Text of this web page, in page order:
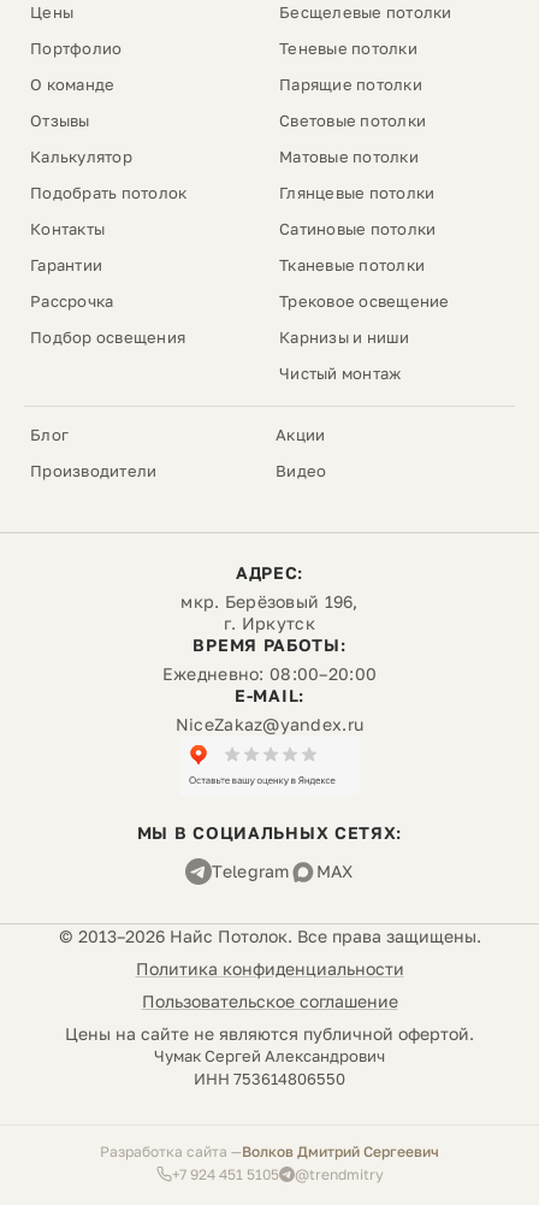
Цены
Портфолио
О команде
Отзывы
Калькулятор
Подобрать потолок
Контакты
Гарантии
Рассрочка
Подбор освещения
Бесщелевые потолки
Теневые потолки
Парящие потолки
Световые потолки
Матовые потолки
Глянцевые потолки
Сатиновые потолки
Тканевые потолки
Трековое освещение
Карнизы и ниши
Чистый монтаж
Блог
Акции
Производители
Видео
АДРЕС:
мкр. Берёзовый 196,
г. Иркутск
ВРЕМЯ РАБОТЫ:
Ежедневно: 08:00–20:00
E-MAIL:
NiceZakaz@yandex.ru
МЫ В СОЦИАЛЬНЫХ СЕТЯХ:
Telegram
MAX
© 2013–2026 Найс Потолок. Все права защищены.
Политика конфиденциальности
Пользовательское соглашение
Цены на сайте не являются публичной офертой.
Чумак Сергей Александрович
ИНН 753614806550
Разработка сайта
Волков Дмитрий Сергеевич
+7 924 451 5105
@trendmitry